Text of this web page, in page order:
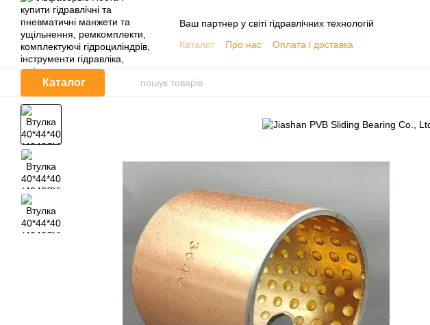
Перейти до основного контенту
Ваш партнер у світі гідравлічних технологій
Каталог
Про нас
Оплата і доставка
Корисна інформація, Каталоги
Відгуки про магазин
Каталог